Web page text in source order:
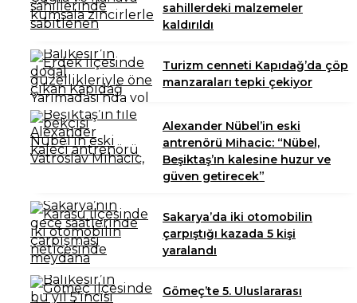
sahillerdeki malzemeler
kaldırıldı
Turizm cenneti Kapıdağ’da çöp
manzaraları tepki çekiyor
Alexander Nübel’in eski
antrenörü Mihacic: “Nübel,
Beşiktaş’ın kalesine huzur ve
güven getirecek”
Sakarya’da iki otomobilin
çarpıştığı kazada 5 kişi
yaralandı
Gömeç’te 5. Uluslararası